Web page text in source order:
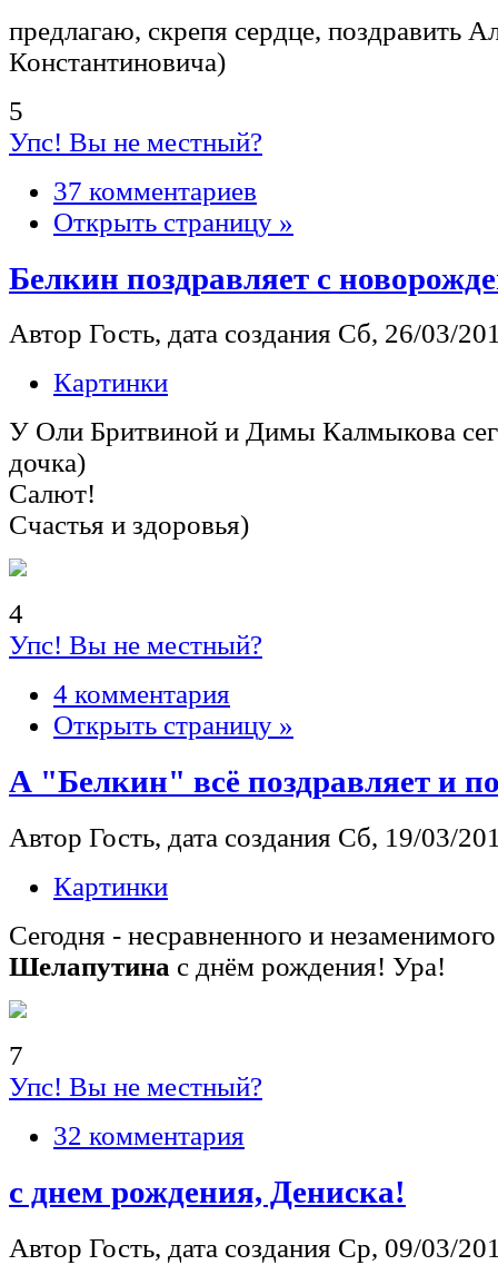
предлагаю, скрепя сердце, поздравить
Константиновича)
5
Упс! Вы не местный?
37 комментариев
Открыть страницу »
Белкин поздравляет с
Автор Гость, дата создания Сб, 26/03/
Картинки
У Оли Бритвиной и Димы Калмыкова
дочка)
Салют!
Счастья и здоровья)
4
Упс! Вы не местный?
4 комментария
Открыть страницу »
А "Белкин" всё поздравляет и
Автор Гость, дата создания Сб, 19/03/
Картинки
Сегодня - несравненного и
Шелапутина с днём рождения! Ура!
7
Упс! Вы не местный?
32 комментария
с днем рождения, Дениска!
Автор Гость, дата создания Ср, 09/03/